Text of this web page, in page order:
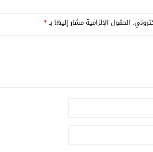
الكولونيالية
الحقول الإلزامية مشار إليها بـ*